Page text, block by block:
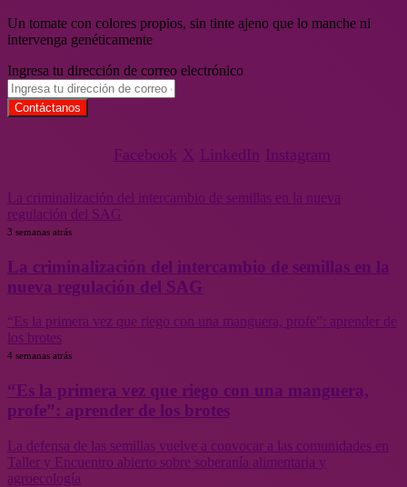
Un tomate con colores propios, sin tinte ajeno que lo manche ni
intervenga genéticamente
Ingresa tu dirección de correo electrónico
Facebook X LinkedIn Instagram
La criminalización del intercambio de semillas en la nueva
regulación del SAG
3 semanas atrás
La criminalización del intercambio de semillas en la
nueva regulación del SAG
“Es la primera vez que riego con una manguera, profe”: aprender de
los brotes
4 semanas atrás
“Es la primera vez que riego con una manguera,
profe”: aprender de los brotes
La defensa de las semillas vuelve a convocar a las comunidades en
Taller y Encuentro abierto sobre soberanía alimentaria y
agroecología